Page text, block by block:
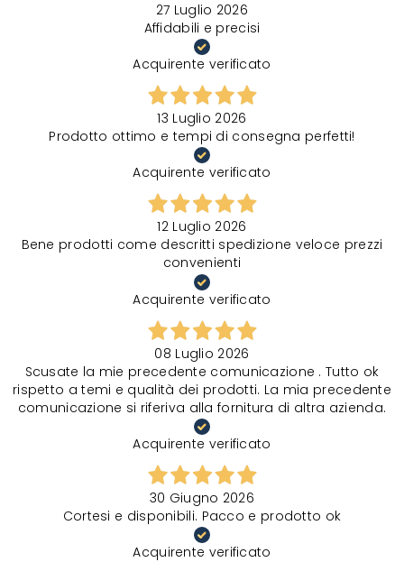
27 Luglio 2026
Affidabili e precisi
Acquirente verificato
13 Luglio 2026
Prodotto ottimo e tempi di consegna perfetti!
Acquirente verificato
12 Luglio 2026
Bene prodotti come descritti spedizione veloce prezzi
convenienti
Acquirente verificato
08 Luglio 2026
Scusate la mie precedente comunicazione . Tutto ok
rispetto a temi e qualità dei prodotti. La mia precedente
comunicazione si riferiva alla fornitura di altra azienda.
Acquirente verificato
30 Giugno 2026
Cortesi e disponibili. Pacco e prodotto ok
Acquirente verificato